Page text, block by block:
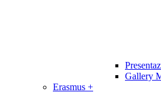
Gallery
Erasmus +